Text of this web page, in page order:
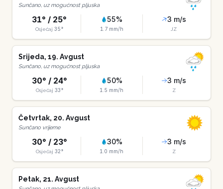
Sunčano, uz mogućnost pljuska
31° / 25°
Osjećaj 35°
55%
1.7mm/h
3 m/s
JZ
Srijeda, 19. Avgust
Sunčano, uz mogućnost pljuska
30° / 24°
Osjećaj 33°
50%
1.5 mm/h
3 m/s
Z
Četvrtak, 20. Avgust
Sunčano vrijeme
30° / 23°
Osjećaj 32°
30%
1.0 mm/h
3 m/s
Z
Petak, 21. Avgust